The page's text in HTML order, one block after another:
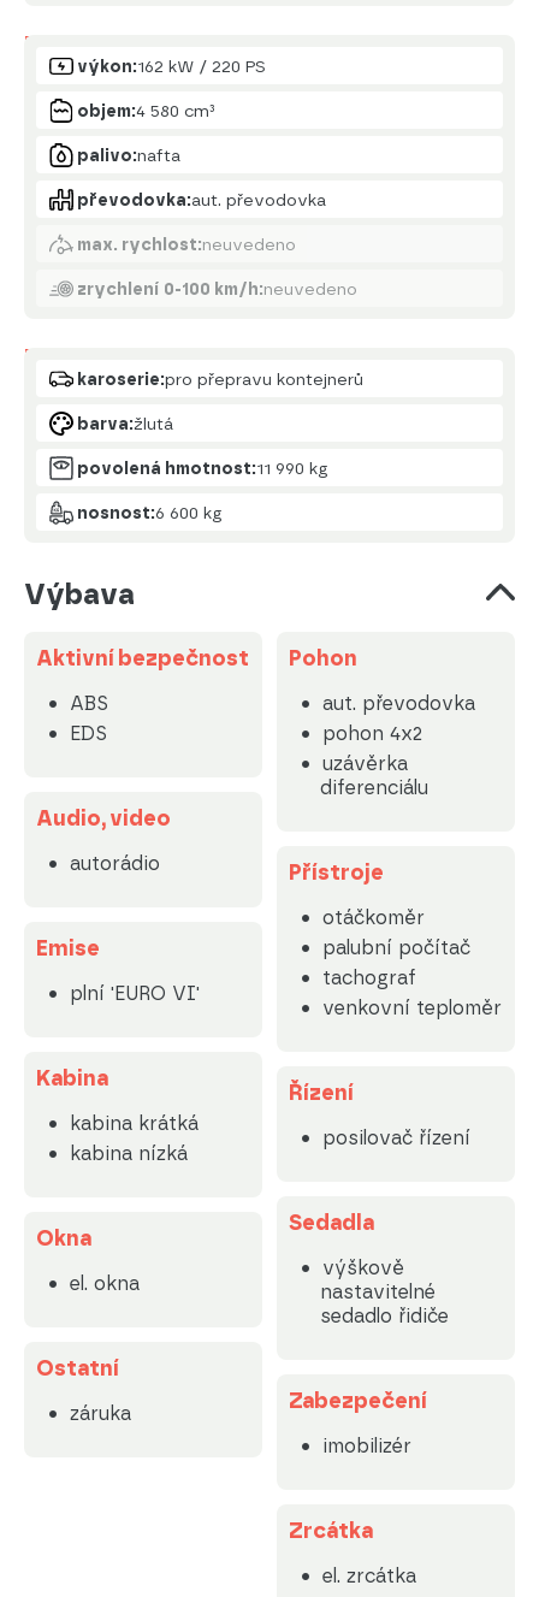
Motor
výkon:162 kW / 220 PS
objem:4 580 cm³
palivo:nafta
převodovka:aut. převodovka
max. rychlost:neuvedeno
zrychlení 0-100 km/h:neuvedeno
Karoserie
karoserie:pro přepravu kontejnerů
barva:žlutá
povolená hmotnost:11 990 kg
nosnost:6 600 kg
Výbava
Aktivní bezpečnost
ABS
EDS
Audio, video
autorádio
Emise
plní 'EURO VI'
Kabina
kabina krátká
kabina nízká
Okna
el. okna
Ostatní
záruka
Pohon
aut. převodovka
pohon 4x2
uzávěrka
diferenciálu
Přístroje
otáčkoměr
palubní počítač
tachograf
venkovní teploměr
Řízení
posilovač řízení
Sedadla
výškově
nastavitelné
sedadlo řidiče
Zabezpečení
imobilizér
Zrcátka
el. zrcátka